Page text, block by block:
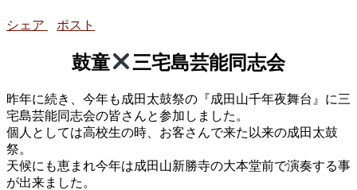
シェア ポスト
鼓童 三宅島芸能同志会
昨年に続き、今年も成田太鼓祭の『成田山千年夜舞台』に三
宅島芸能同志会の皆さんと参加しました。
個人としては高校生の時、お客さんで来た以来の成田太鼓
祭。
天候にも恵まれ今年は成田山新勝寺の大本堂前で演奏する事
が出来ました。